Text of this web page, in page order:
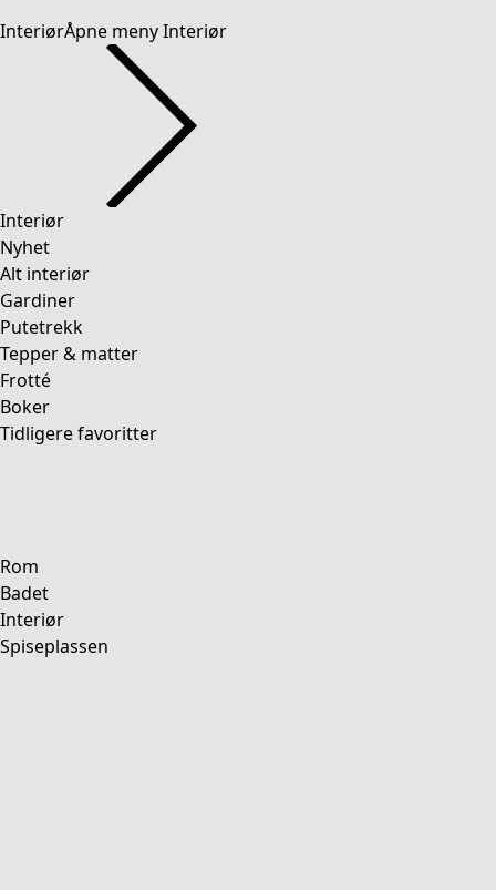
InteriørÅpne meny Interiør
Interiør
Nyhet
Alt interiør
Gardiner
Putetrekk
Tepper & matter
Frotté
Boker
Tidligere favoritter
Rom
Badet
Interiør
Spiseplassen